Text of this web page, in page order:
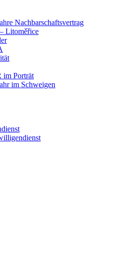
Nachbarschaftsvertrag
Litoměřice
Porträt
im Schweigen